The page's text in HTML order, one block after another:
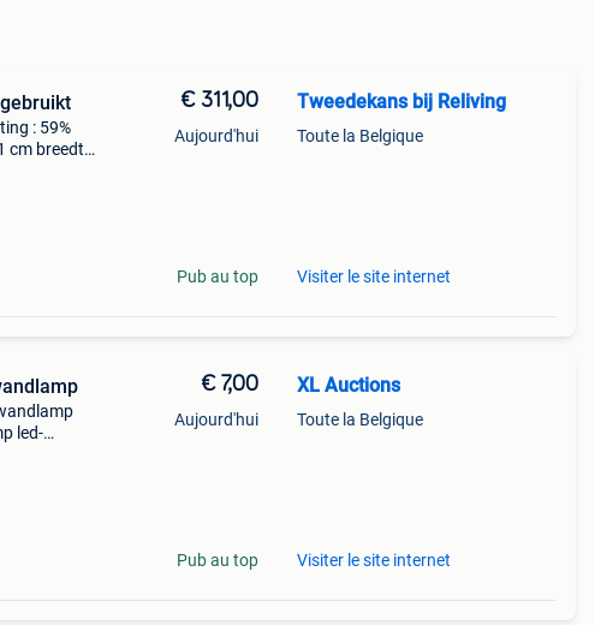
: 59%
cm breedte
€ 311,00
Aujourd'hui
Pub au top
Tweedekans bij Reliving
Toute la Belgique
Visiter le site internet
led-
€ 7,00
Aujourd'hui
Pub au top
XL Auctions
Toute la Belgique
Visiter le site internet